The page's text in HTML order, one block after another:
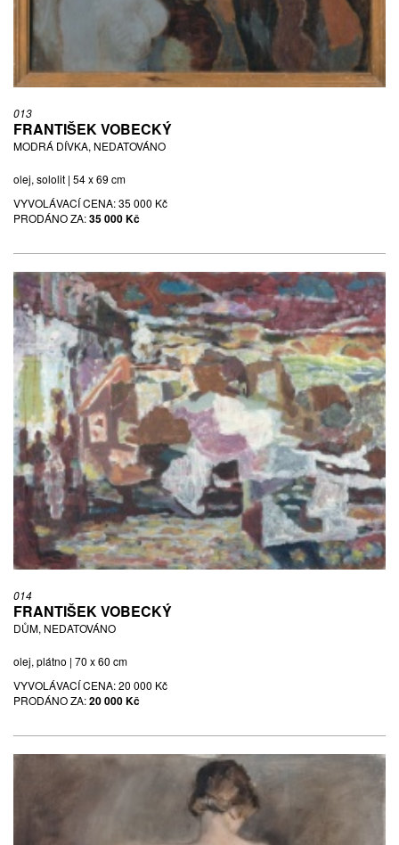
013
FRANTIŠEK VOBECKÝ
MODRÁ DÍVKA, NEDATOVÁNO
olej, sololit | 54 x 69 cm
VYVOLÁVACÍ CENA:35 000 Kč
PRODÁNO ZA:35 000 Kč
014
FRANTIŠEK VOBECKÝ
DŮM, NEDATOVÁNO
olej, plátno | 70 x 60 cm
VYVOLÁVACÍ CENA:20 000 Kč
PRODÁNO ZA:20 000 Kč